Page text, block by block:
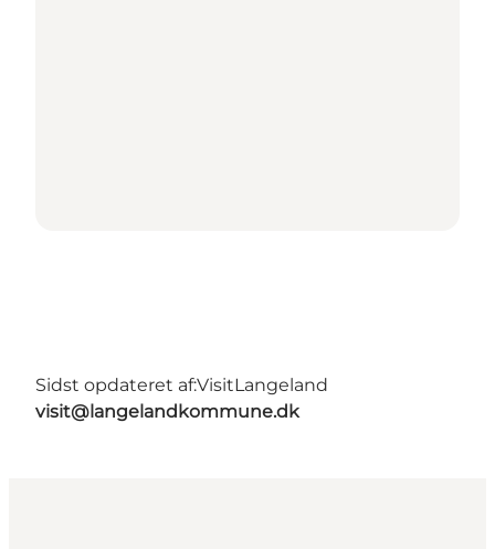
Sidst opdateret af:VisitLangeland
visit@langelandkommune.dk